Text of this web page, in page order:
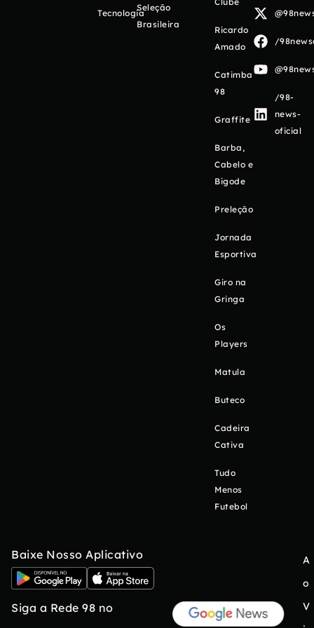
Tecnologia
Seleção
Brasileira
Ricardo
Amado
Catimba
98
Graffite
Barba,
Cabelo e
Bigode
Preleção
Jornada
Esportiva
Giro na
Gringa
Os
Players
Matula
Buteco
Cadeira
Cativa
Tudo
Menos
Futebol
/
/98-
news-
oficial
Baixe Nosso Aplicativo
Siga a Rede 98 no
A
o
V